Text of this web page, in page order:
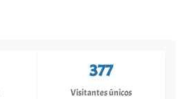
377
Visitantes únicos